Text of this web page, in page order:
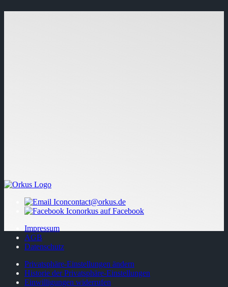
contact@orkus.de
orkus auf Facebook
Impressum
AGB
Datenschutz
Privatsphäre-Einstellungen ändern
Historie der Privatsphäre-Einstellungen
Einwilligungen widerrufen